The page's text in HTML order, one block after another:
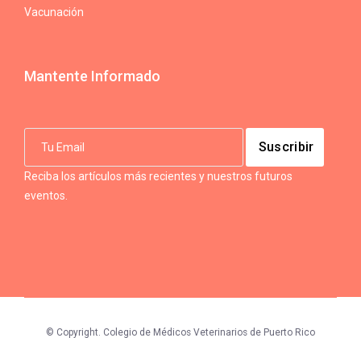
Vacunación
Mantente Informado
Reciba los artículos más recientes y nuestros futuros
eventos.
© Copyright. Colegio de Médicos Veterinarios de Puerto Rico